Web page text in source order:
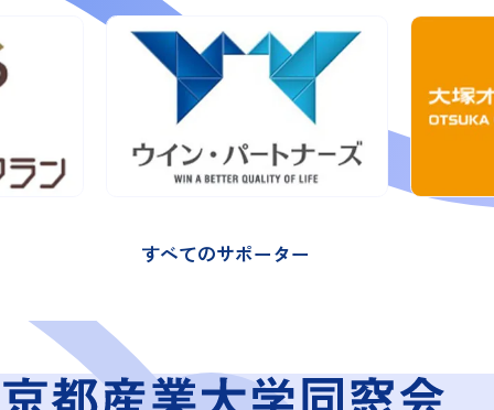
すべてのサポーター